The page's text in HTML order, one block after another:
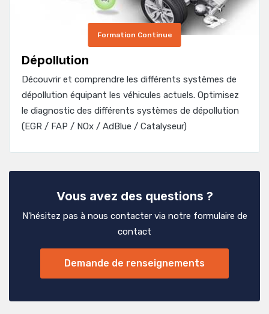
Formation Continue
Dépollution
Découvrir et comprendre les différents systèmes de
dépollution équipant les véhicules actuels. Optimisez
le diagnostic des différents systèmes de dépollution
(EGR / FAP / NOx / AdBlue / Catalyseur)
Vous avez des questions ?
N'hésitez pas à nous contacter via notre formulaire de
contact
Demande de renseignements